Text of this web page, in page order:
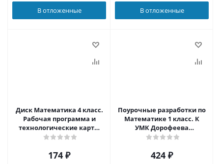
В отложенные В отложенные
Диск Математика 4 класс.
Рабочая программа и
технологические карты
уроков по УМК Школа
174 ₽
Поурочные разработки по
Математике 1 класс. К
УМК Дорофеева
(Перспектива)
424 ₽